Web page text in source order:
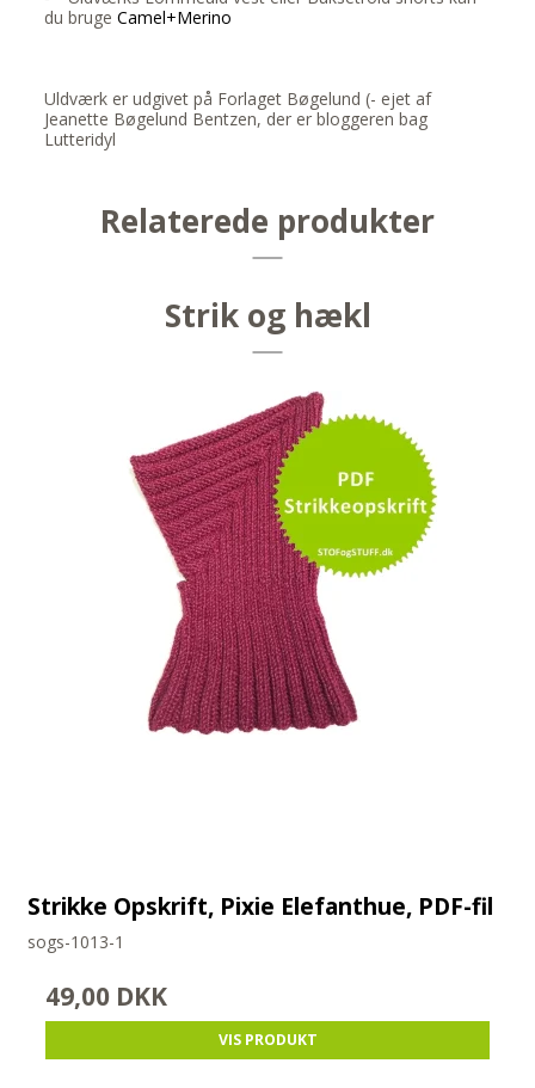
du brugeCamel+Merino
Uldværk er udgivet på Forlaget Bøgelund (- ejet af
Jeanette Bøgelund Bentzen, der er bloggeren bag
Lutteridyl
Relaterede produkter
Strik og hækl
Strikke Opskrift, Pixie Elefanthue, PDF-fil
sogs-1013-1
49,00 DKK
VIS PRODUKT